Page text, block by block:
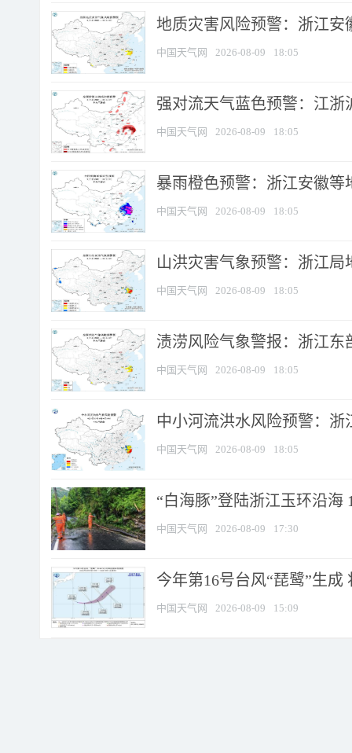
地质灾害风险预警：浙江安
中国天气网 2026-08-09 18:05
强对流天气蓝色预警：江浙
中国天气网 2026-08-09 18:05
暴雨橙色预警：浙江安徽等
中国天气网 2026-08-09 18:05
山洪灾害气象预警：浙江
中国天气网 2026-08-09 18:05
渍涝风险气象警报：浙江
中国天气网 2026-08-09 18:05
中小河流洪水风险预警：
中国天气网 2026-08-09 18:05
“白海豚”登陆浙江玉环沿海
中国天气网 2026-08-09 17:30
今年第16号台风“琵鹭”生
中国天气网 2026-08-09 15:09